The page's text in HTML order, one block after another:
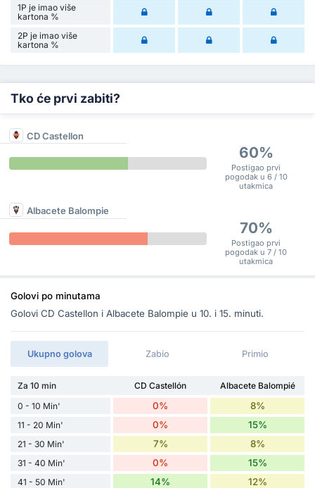
1P je imao više
kartona %
2P je imao više
kartona %
Tko će prvi zabiti?
CD Castellon
60%
Postigao prvi
pogodak u 6 / 10
utakmica
Albacete Balompie
70%
Postigao prvi
pogodak u 7 / 10
utakmica
Golovi po minutama
Golovi CD Castellon i Albacete Balompie u 10. i 15. minuti.
Ukupno golova Zabio Primio
Za 10 min CD Castellón
Albacete Balompié
0 - 10 Min'
0% 8%
11 - 20 Min' 0% 15%
21 - 30 Min' 7% 8%
31 - 40 Min' 0% 15%
41 - 50 Min' 14% 12%